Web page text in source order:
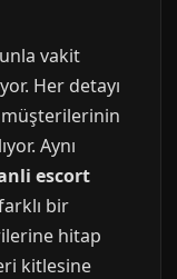
vakit
Her detayı
müşterilerinin
Aynı
escort
bir
hitap
kitlesine